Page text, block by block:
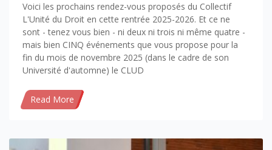
Voici les prochains rendez-vous proposés du Collectif
L'Unité du Droit en cette rentrée 2025-2026. Et ce ne
sont - tenez vous bien - ni deux ni trois ni même quatre -
mais bien CINQ événements que vous propose pour la
fin du mois de novembre 2025 (dans le cadre de son
Université d'automne) le CLUD
Read More